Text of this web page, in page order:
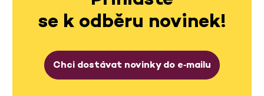
se k odběru novinek!
Chci dostávat novinky do e‑mailu